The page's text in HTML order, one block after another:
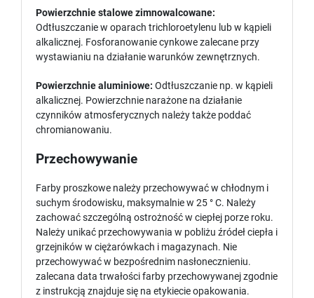
Powierzchnie stalowe zimnowalcowane:
Odtłuszczanie w oparach trichloroetylenu lub w kąpieli
alkalicznej. Fosforanowanie cynkowe zalecane przy
wystawianiu na działanie warunków zewnętrznych.
Powierzchnie aluminiowe: Odtłuszczanie np. w kąpieli
alkalicznej. Powierzchnie narażone na działanie
czynników atmosferycznych należy także poddać
chromianowaniu.
Przechowywanie
Farby proszkowe należy przechowywać w chłodnym i
suchym środowisku, maksymalnie w 25 ° C. Należy
zachować szczególną ostrożność w ciepłej porze roku.
Należy unikać przechowywania w pobliżu źródeł ciepła i
grzejników w ciężarówkach i magazynach. Nie
przechowywać w bezpośrednim nasłonecznieniu.
zalecana data trwałości farby przechowywanej zgodnie
z instrukcją znajduje się na etykiecie opakowania.